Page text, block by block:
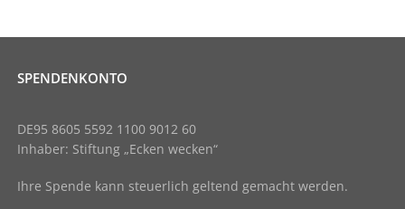
SPENDENKONTO
DE95 8605 5592 1100 9012 60
Inhaber: Stiftung „Ecken wecken“
Ihre Spende kann steuerlich geltend gemacht werden.